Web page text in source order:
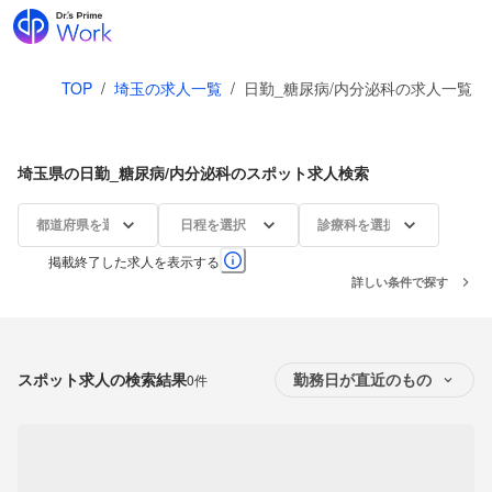
TOP / 埼玉の求人一覧 / 日勤_糖尿病/内分泌科の求人一覧
埼玉県の日勤_糖尿病/内分泌科のスポット求人検索
都道府県を選択 日程を選択 診療科を選択
掲載終了した求人を表示する
詳しい条件で探す
スポット求人の検索結果0件 勤務日が直近のもの